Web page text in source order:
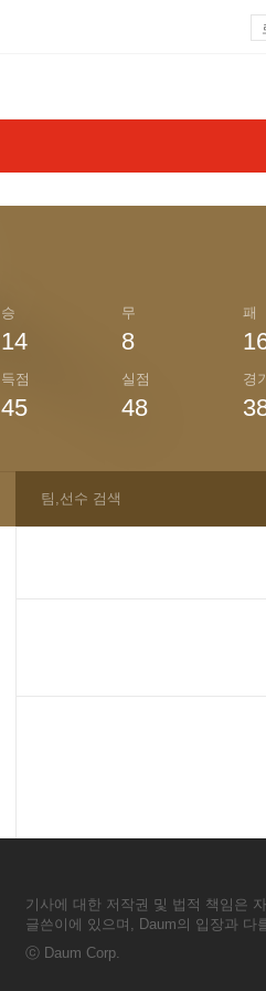
승
14
무
8
패
득점
45
실점
48
경
팀,선수 검색
기사에 대한 저작권 및 법적 책임은
글쓴이에 있으며, Daum의 입장과 다
ⓒ Daum Corp.